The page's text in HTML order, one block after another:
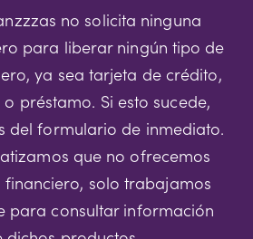
no solicita ninguna
para liberar ningún tipo de
ya sea tarjeta de crédito,
préstamo. Si esto sucede,
del formulario de inmediato.
que no ofrecemos
financiero, solo trabajamos
para consultar información